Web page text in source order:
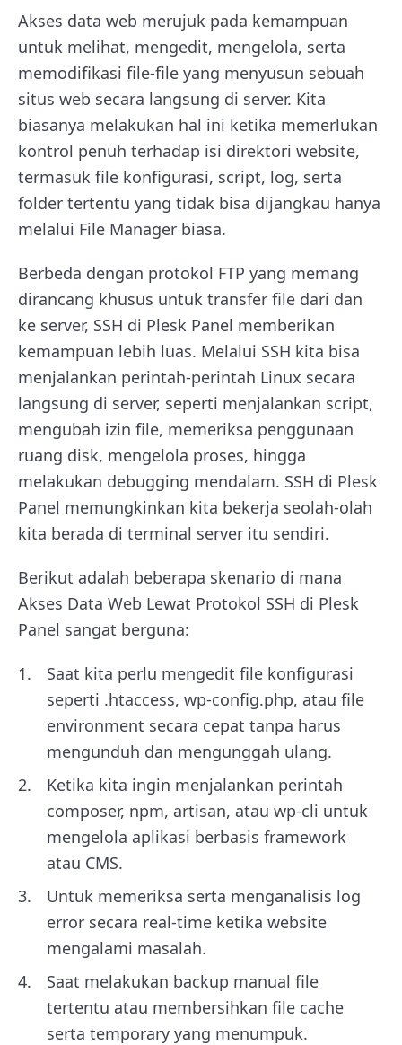
Akses data web merujuk pada kemampuan
untuk melihat, mengedit, mengelola, serta
memodifikasi file-file yang menyusun sebuah
situs web secara langsung di server. Kita
biasanya melakukan hal ini ketika memerlukan
kontrol penuh terhadap isi direktori website,
termasuk file konfigurasi, script, log, serta
folder tertentu yang tidak bisa dijangkau hanya
melalui File Manager biasa.
Berbeda dengan protokol FTP yang memang
dirancang khusus untuk transfer file dari dan
ke server, SSH di Plesk Panel memberikan
kemampuan lebih luas. Melalui SSH kita bisa
menjalankan perintah-perintah Linux secara
langsung di server, seperti menjalankan script,
mengubah izin file, memeriksa penggunaan
ruang disk, mengelola proses, hingga
melakukan debugging mendalam. SSH di Plesk
Panel memungkinkan kita bekerja seolah-olah
kita berada di terminal server itu sendiri.
Berikut adalah beberapa skenario di mana
Akses Data Web Lewat Protokol SSH di Plesk
Panel sangat berguna:
Saat kita perlu mengedit file konfigurasi
seperti .htaccess, wp-config.php, atau file
environment secara cepat tanpa harus
mengunduh dan mengunggah ulang.
Ketika kita ingin menjalankan perintah
composer, npm, artisan, atau wp-cli untuk
mengelola aplikasi berbasis framework
atau CMS.
Untuk memeriksa serta menganalisis log
error secara real-time ketika website
mengalami masalah.
Saat melakukan backup manual file
tertentu atau membersihkan file cache
serta temporary yang menumpuk.